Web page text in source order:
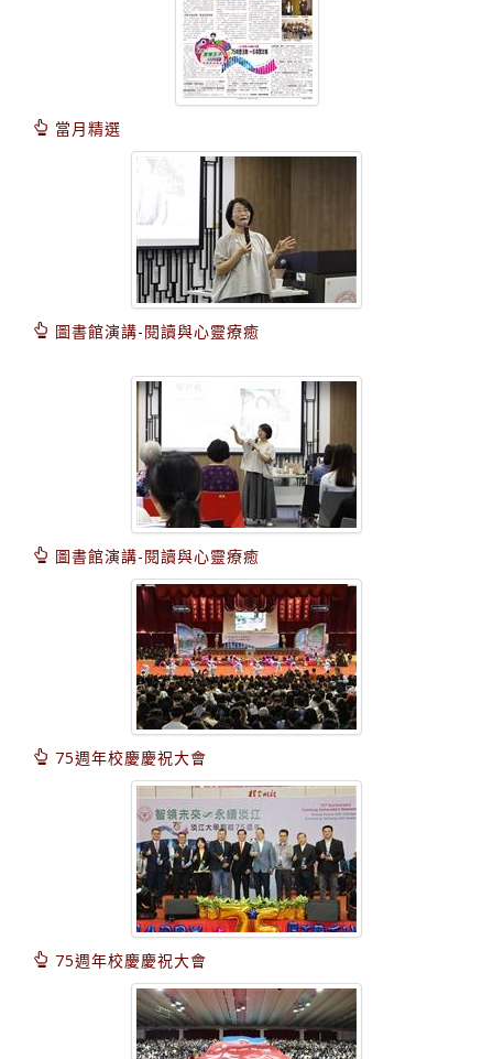
當月精選
圖書館演講-閱讀與心靈療癒
圖書館演講-閱讀與心靈療癒
75週年校慶慶祝大會
75週年校慶慶祝大會